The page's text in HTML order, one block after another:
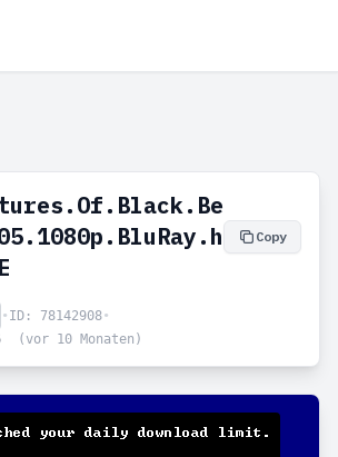
Copy
• ID: 78142908•
(vor 10 Monaten)